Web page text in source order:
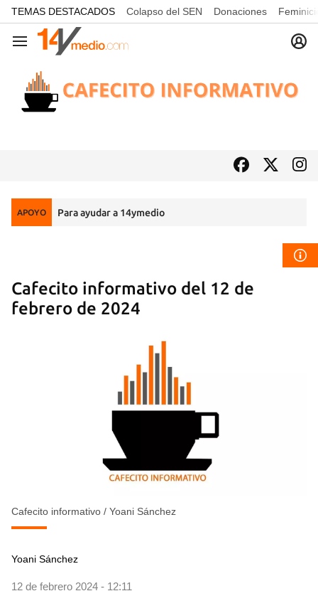
common.go-to-content
TEMAS DESTACADOS Colapso del SEN Donaciones
Navegación
APOYO Para ayudar a 14ymedio
Cafecito informativo del 12 de
febrero de 2024
Cafecito informativo / Yoani Sánchez
Yoani Sánchez
12 de febrero 2024 - 12:11